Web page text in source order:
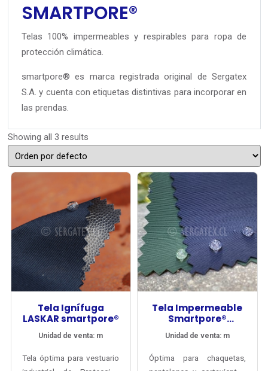
SMARTPORE®
Telas 100% impermeables y respirables para ropa de
protección climática.
smartpore® es marca registrada original de Sergatex
S.A. y cuenta con etiquetas distintivas para incorporar en
las prendas.
Showing all 3 results
Tela Ignífuga
LASKAR smartpore®
Unidad de venta: m
Tela óptima para vestuario
Tela Impermeable
Smartpore®
TRIPLEX 10000
Unidad de venta: m
Óptima para chaquetas,